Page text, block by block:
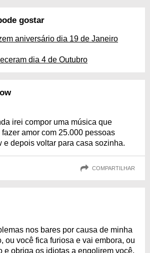
gostar
aniversário dia 19 de Janeiro
dia 4 de Outubro
irei compor uma música que
amor com 25.000 pessoas
e depois voltar para casa sozinha.
COMPARTILHAR
nos bares por causa de minha
ou você fica furiosa e vai embora, ou
e obriga os idiotas a engolirem você.